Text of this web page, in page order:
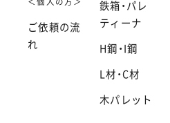
ご依頼の流
れ
鉄箱・パレ
ティーナ
H鋼・I鋼
L材・C材
木パレット